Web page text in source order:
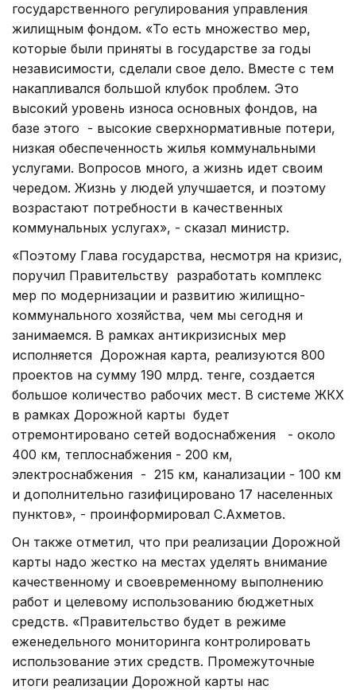
государственного регулирования управления
жилищным фондом. «То есть множество мер,
которые были приняты в государстве за годы
независимости, сделали свое дело. Вместе с тем
накапливался большой клубок проблем. Это
высокий уровень износа основных фондов, на
базе этого - высокие сверхнормативные потери,
низкая обеспеченность жилья коммунальными
услугами. Вопросов много, а жизнь идет своим
чередом. Жизнь у людей улучшается, и поэтому
возрастают потребности в качественных
коммунальных услугах», - сказал министр.
«Поэтому Глава государства, несмотря на кризис,
поручил Правительству разработать комплекс
мер по модернизации и развитию жилищно-
коммунального хозяйства, чем мы сегодня и
занимаемся. В рамках антикризисных мер
исполняется Дорожная карта, реализуются 800
проектов на сумму 190 млрд. тенге, создается
большое количество рабочих мест. В системе ЖКХ
в рамках Дорожной карты будет
отремонтировано сетей водоснабжения - около
400 км, теплоснабжения - 200 км,
электроснабжения - 215 км, канализации - 100 км
и дополнительно газифицировано 17 населенных
пунктов», - проинформировал С.Ахметов.
Он также отметил, что при реализации Дорожной
карты надо жестко на местах уделять внимание
качественному и своевременному выполнению
работ и целевому использованию бюджетных
средств. «Правительство будет в режиме
еженедельного мониторинга контролировать
использование этих средств. Промежуточные
итоги реализации Дорожной карты нас